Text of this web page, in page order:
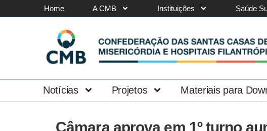
Home A CMB Instituições Saúde
Notícias Projetos Materiais para
Câmara aprova em 1º turno